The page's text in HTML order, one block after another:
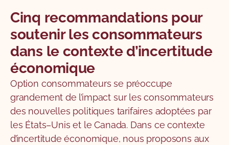
Cinq recommandations pour
soutenir les consommateurs
dans le contexte d’incertitude
économique
Option consommateurs se préoccupe
grandement de l’impact sur les consommateurs
des nouvelles politiques tarifaires adoptées par
les États–Unis et le Canada. Dans ce contexte
d’incertitude économique, nous proposons aux